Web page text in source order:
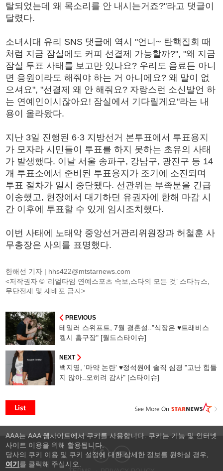
탈되었는데 왜 목소리를 안 내시는거죠?"라고 댓글이
달렸다.
소녀시대 유리 SNS 댓글에 역시 "언니~ 탄핵집회 때
처럼 지금 잠실에도 커피 선결제 가능할까?", "왜 지금
잠실 투표 사태를 보고만 있나요? 우리도 음료든 아니
면 응원이라도 해줘야 하는 거 아니에요? 왜 말이 없
으셔요", "선결제 왜 안 해줘요? 자랑스런 소신발언 하
는 연예인이시잖아요! 잠실에서 기다릴게요"라는 내
용이 올라왔다.
지난 3일 진행된 6·3 지방선거 본투표에서 투표용지
가 모자라 시민들이 투표를 하지 못하는 초유의 사태
가 발생했다. 이날 서울 송파구, 강남구, 광진구 등 14
개 투표소에서 준비된 투표용지가 조기에 소진되며
투표 절차가 일시 중단됐다. 선관위는 부족분을 긴급
이송했고, 현장에서 대기하던 유권자에 한해 마감 시
간 이후에 투표할 수 있게 임시조치했다.
이번 사태에 노태악 중앙선거관리위원장과 허철훈 사
무총장은 사의를 표명했다.
한해선 기자 | hhs422@mtstarnews.com
<저작권자 © ‘리얼타임 연예스포츠 속보,스타의 모든 것’ 스타뉴스,
무단전재 및 재배포 금지>
PREVIOUS
테일러 스위프트, 7월 결혼설.."식장은 ♥트래비스
켈시 홈구장" [월드스타이슈]
NEXT
백지영, '마약 논란' ♥정석원에 솔직 심경 "고난 힘들
지 않아..오히려 감사" [스타이슈]
AAA는 AAA 웹사이트에서 쿠키를 사용합니다. 쿠키는 기능 및 인터넷
사이트 이용을 위해 활용됩니다.
당사의 쿠키 이용 및 쿠키 설정에 대한 상세한 정보를 원하실 경우,
여기 를 클릭해 주십시오.